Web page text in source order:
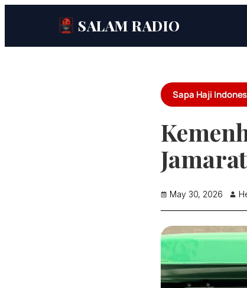
SALAM RADIO
Sapa Haji
May 30, 2026